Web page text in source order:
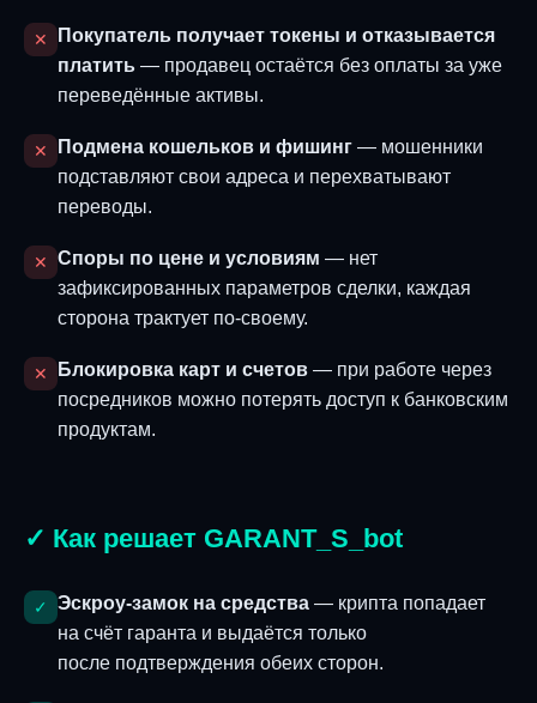
✕
Покупатель получает токены и отказывается
платить — продавец остаётся без оплаты за уже
переведённые активы.
✕ Подмена кошельков и фишинг — мошенники
подставляют свои адреса и перехватывают
переводы.
✕ Споры по цене и условиям — нет
зафиксированных параметров сделки, каждая
сторона трактует по-своему.
✕ Блокировка карт и счетов — при работе через
посредников можно потерять доступ к банковским
продуктам.
✓ Как решает GARANT_S_bot
✓ Эскроу-замок на средства — крипта попадает
на счёт гаранта и выдаётся только
после подтверждения обеих сторон.